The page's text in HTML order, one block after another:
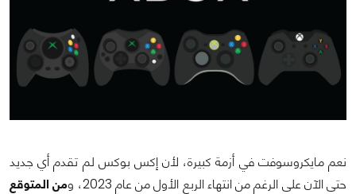
نعم مايكروسوفت في أزمة كبيرة، لأن إكس بوكس لم تقدم أي جديد
حتى الآن على الرغم من انتهاء الربع الأول من عام 2023، و
من المتوقع